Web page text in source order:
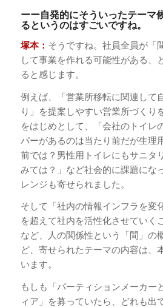
ーー自発的にそういったテーマ
るというのはすごいですね。
塚本： そうですね。社員全員が「
して事業を作れる可能性がある、
ると感じます。
例えば、「営業所移転に関連して
り」を提案しやすい営業所づくり
をはじめとして、「会社のトイレ
パーがあるのは当たり前だが生理
前では？男性用トイレにもサニタ
みては？」など社会的に課題にな
レンジも寄せられました。
そして「社内の情報インフラを変
を超えて社内を活性化させていく
など、人の関係性という「間」の
ど、寄せられたテーマの内容は、
います。
もしも「パーティションメーカー
ィア」を募っていたら、どれも出